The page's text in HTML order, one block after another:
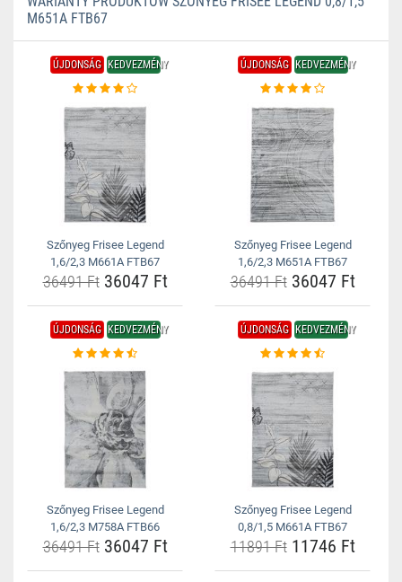
M651A FTB67
ÚJDONSÁG KEDVEZMÉNY
Szőnyeg Frisee Legend
1,6/2,3 M661A FTB67
36491 Ft36047 Ft
ÚJDONSÁG KEDVEZMÉNY
Szőnyeg Frisee Legend
1,6/2,3 M651A FTB67
36491 Ft36047 Ft
ÚJDONSÁG KEDVEZMÉNY
Szőnyeg Frisee Legend
1,6/2,3 M758A FTB66
36491 Ft36047 Ft
ÚJDONSÁG KEDVEZMÉNY
Szőnyeg Frisee Legend
0,8/1,5 M661A FTB67
11891 Ft11746 Ft